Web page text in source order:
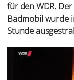
für den WDR.
Badmobil wurde
Stunde